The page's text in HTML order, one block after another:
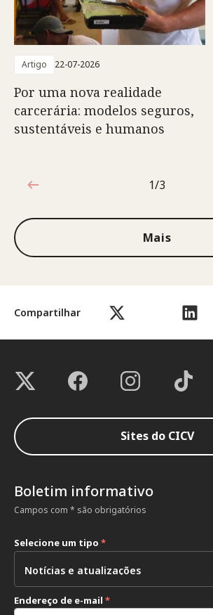
Compartilhar
Artigo 22-07-2026
Por uma nova realidade
carcerária: modelos seguros,
sustentáveis e humanos
1 de 3
1/3
Mais
Sites do CICV
Boletim informativo
Campos com * são obrigatórios
Selecione um tipo *
Endereço de e-mail *